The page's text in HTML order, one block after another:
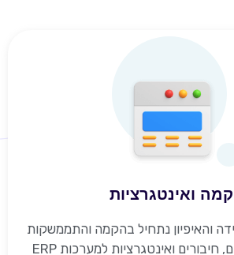
ואינטגרציות
והאיפיון נתחיל בהקמה והתממשקות